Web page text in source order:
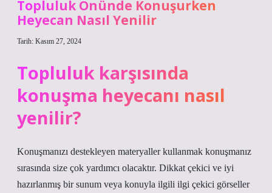
Topluluk Önünde Konuşurken
Heyecan Nasıl Yenilir
Tarih: Kasım 27, 2024
Topluluk karşısında
konuşma heyecanı nasıl
yenilir?
Konuşmanızı destekleyen materyaller kullanmak konuşmanız
sırasında size çok yardımcı olacaktır. Dikkat çekici ve iyi
hazırlanmış bir sunum veya konuyla ilgili ilgi çekici görseller